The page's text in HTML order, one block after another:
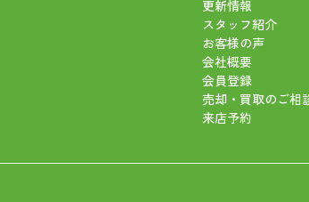
更新情報
スタッフ紹介
お客様の声
会社概要
会員登録
売却・買取のご相
来店予約